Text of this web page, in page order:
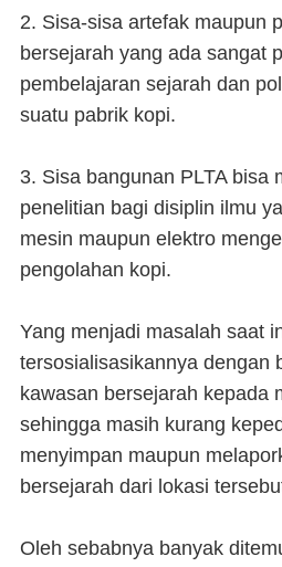
2. Sisa-sisa artefak maupun
bersejarah yang ada sangat
pembelajaran sejarah dan
suatu pabrik kopi.
3. Sisa bangunan PLTA bisa
penelitian bagi disiplin ilmu
mesin maupun elektro
pengolahan kopi.
Yang menjadi masalah saat
tersosialisasikannya dengan
kawasan bersejarah kepada
sehingga masih kurang
menyimpan maupun
bersejarah dari lokasi
Oleh sebabnya banyak